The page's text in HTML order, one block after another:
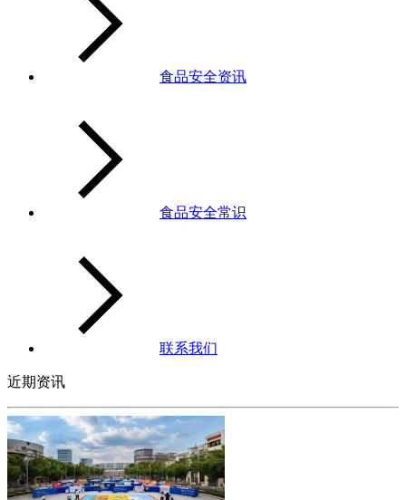
食品安全资讯
食品安全常识
联系我们
近期资讯